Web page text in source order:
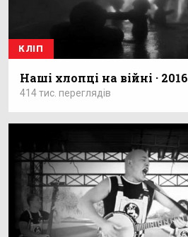
КЛІП
Наші хлопці на війні · 2016
414 тис. переглядів